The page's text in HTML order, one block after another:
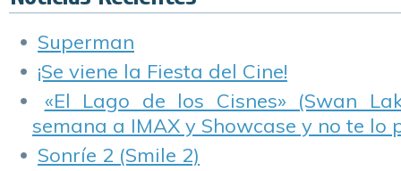
Superman
¡Se viene la Fiesta del Cine!
«El Lago de los Cisnes» (Swan
semana a IMAX y Showcase y no te lo
Sonríe 2 (Smile 2)